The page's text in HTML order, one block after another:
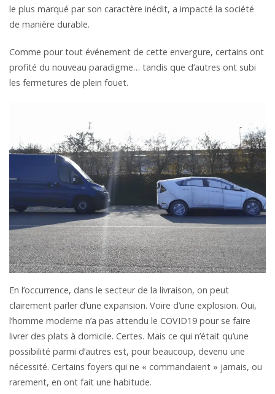
le plus marqué par son caractère inédit, a impacté la société
de manière durable.
Comme pour tout événement de cette envergure, certains ont
profité du nouveau paradigme… tandis que d’autres ont subi
les fermetures de plein fouet.
En l’occurrence, dans le secteur de la livraison, on peut
clairement parler d’une expansion. Voire d’une explosion. Oui,
l’homme moderne n’a pas attendu le COVID19 pour se faire
livrer des plats à domicile. Certes. Mais ce qui n’était qu’une
possibilité parmi d’autres est, pour beaucoup, devenu une
nécessité. Certains foyers qui ne « commandaient » jamais, ou
rarement, en ont fait une habitude.